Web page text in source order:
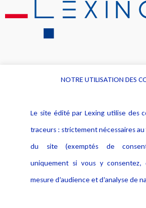
Alerte professionnelle
Déclaration d'accessibilité
Notice Légale
Politique de protection des
données
NOTRE UTILISATION DES
Le site édité par Lexing utilise des
traceurs : strictement nécessaires
du site (exemptés de
uniquement si vous y consentez,
mesure d’audience et d’analyse de